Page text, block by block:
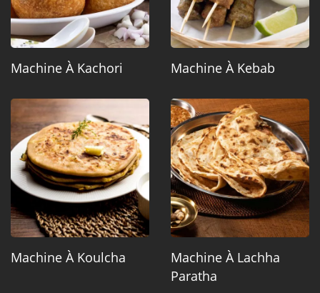
Machine À Kachori Machine À Kebab
Machine À Koulcha
Machine À Lachha
Paratha